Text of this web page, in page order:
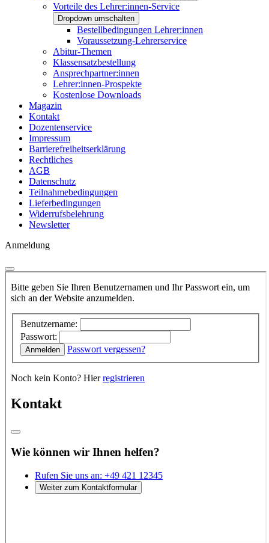
Vorteile des Lehrer:innen-Service
Dropdown umschalten
Bestellbedingungen Lehrer:innen
Voraussetzung-Lehrerservice
Abitur-Themen
Klassensatzbestellung
Ansprechpartner:innen
Lehrer:innen-Prospekte
Kostenlose Downloads
Magazin
Kontakt
Dozentenservice
Impressum
Barrierefreiheitserklärung
Rechtliches
AGB
Datenschutz
Teilnahmebedingungen
Lieferbedingungen
Widerrufsbelehrung
Newsletter
Anmeldung